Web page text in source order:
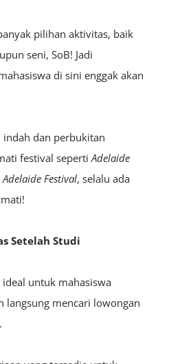
pilihan aktivitas, baik
seni, SoB! Jadi
di sini enggak akan
dan perbukitan
festival sepertiAdelaide
Adelaide Festival, selalu ada
Setelah Studi
untuk mahasiswa
langsung mencari lowongan